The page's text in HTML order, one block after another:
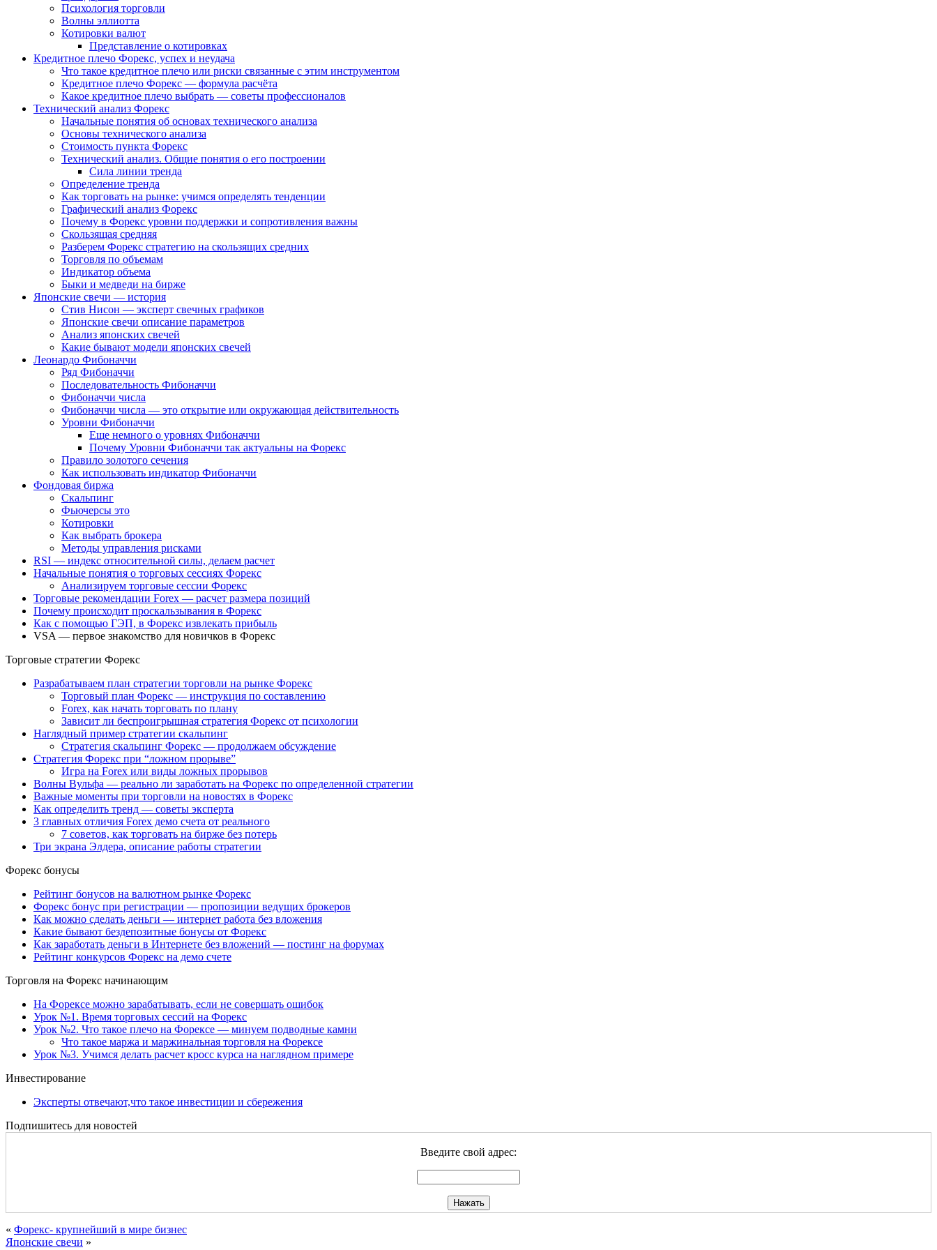
Психология торговли
Волны эллиотта
Котировки валют
Представление о котировках
Кредитное плечо Форекс, успех и неудача
Что такое кредитное плечо или риски связанные с этим инструментом
Кредитное плечо Форекс — формула расчёта
Какое кредитное плечо выбрать — советы профессионалов
Технический анализ Форекс
Начальные понятия об основах технического анализа
Основы технического анализа
Стоимость пункта Форекс
Технический анализ. Общие понятия о его построении
Сила линии тренда
Определение тренда
Как торговать на рынке: учимся определять тенденции
Графический анализ Форекс
Почему в Форекс уровни поддержки и сопротивления важны
Скользящая средняя
Разберем Форекс стратегию на скользящих средних
Торговля по объемам
Индикатор объема
Быки и медведи на бирже
Японские свечи — история
Стив Нисон — эксперт свечных графиков
Японские свечи описание параметров
Анализ японских свечей
Какие бывают модели японских свечей
Леонардо Фибоначчи
Ряд Фибоначчи
Последовательность Фибоначчи
Фибоначчи числа
Фибоначчи числа — это открытие или окружающая действительность
Уровни Фибоначчи
Еще немного о уровнях Фибоначчи
Почему Уровни Фибоначчи так актуальны на Форекс
Правило золотого сечения
Как использовать индикатор Фибоначчи
Фондовая биржа
Скальпинг
Фьючерсы это
Котировки
Как выбрать брокера
Методы управления рисками
RSI — индекс относительной силы, делаем расчет
Начальные понятия о торговых сессиях Форекс
Анализируем торговые сессии Форекс
Торговые рекомендации Forex — расчет размера позиций
Почему происходит проскальзывания в Форекс
Как с помощью ГЭП, в Форекс извлекать прибыль
VSA — первое знакомство для новичков в Форекс
Торговые стратегии Форекс
Разрабатываем план стратегии торговли на рынке Форекс
Торговый план Форекс — инструкция по составлению
Forex, как начать торговать по плану
Зависит ли беспроигрышная стратегия Форекс от психологии
Наглядный пример стратегии скальпинг
Стратегия скальпинг Форекс — продолжаем обсуждение
Стратегия Форекс при “ложном прорыве”
Игра на Forex или виды ложных прорывов
Волны Вульфа — реально ли заработать на Форекс по определенной стратегии
Важные моменты при торговли на новостях в Форекс
Как определить тренд — советы эксперта
3 главных отличия Forex демо счета от реального
7 советов, как торговать на бирже без потерь
Три экрана Элдера, описание работы стратегии
Форекс бонусы
Рейтинг бонусов на валютном рынке Форекс
Форекс бонус при регистрации — пропозиции ведущих брокеров
Как можно сделать деньги — интернет работа без вложения
Какие бывают бездепозитные бонусы от Форекс
Как заработать деньги в Интернете без вложений — постинг на форумах
Рейтинг конкурсов Форекс на демо счете
Торговля на Форекс начинающим
На Форексе можно зарабатывать, если не совершать ошибок
Урок №1. Время торговых сессий на Форекс
Урок №2. Что такое плечо на Форексе — минуем подводные камни
Что такое маржа и маржинальная торговля на Форексе
Урок №3. Учимся делать расчет кросс курса на наглядном примере
Инвестирование
Эксперты отвечают,что такое инвестиции и сбережения
Подпишитесь для новостей
Введите свой адрес:
« Форекс- крупнейший в мире бизнес
Японские свечи »